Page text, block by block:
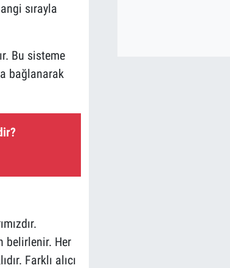
sırayla
Bu sisteme
bağlanarak
belirlenir. Her
Farklı alıcı